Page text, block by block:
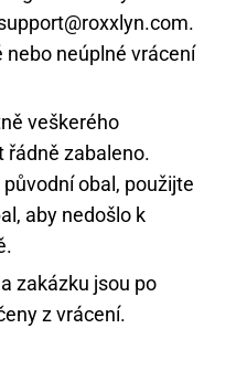
nebo neúplné vrácení
veškerého
řádně zabaleno.
obal, použijte
aby nedošlo k
zakázku jsou po
z vrácení.